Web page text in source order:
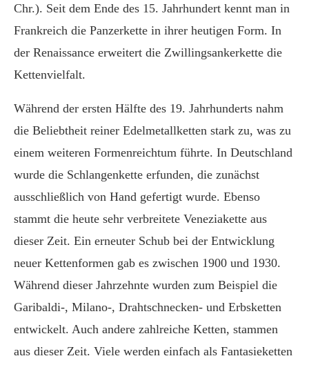
Chr.). Seit dem Ende des 15. Jahrhundert kennt man in
Frankreich die Panzerkette in ihrer heutigen Form. In
der Renaissance erweitert die Zwillingsankerkette die
Kettenvielfalt.
Während der ersten Hälfte des 19. Jahrhunderts nahm
die Beliebtheit reiner Edelmetallketten stark zu, was zu
einem weiteren Formenreichtum führte. In Deutschland
wurde die Schlangenkette erfunden, die zunächst
ausschließlich von Hand gefertigt wurde. Ebenso
stammt die heute sehr verbreitete Veneziakette aus
dieser Zeit. Ein erneuter Schub bei der Entwicklung
neuer Kettenformen gab es zwischen 1900 und 1930.
Während dieser Jahrzehnte wurden zum Beispiel die
Garibaldi-, Milano-, Drahtschnecken- und Erbsketten
entwickelt. Auch andere zahlreiche Ketten, stammen
aus dieser Zeit. Viele werden einfach als Fantasieketten